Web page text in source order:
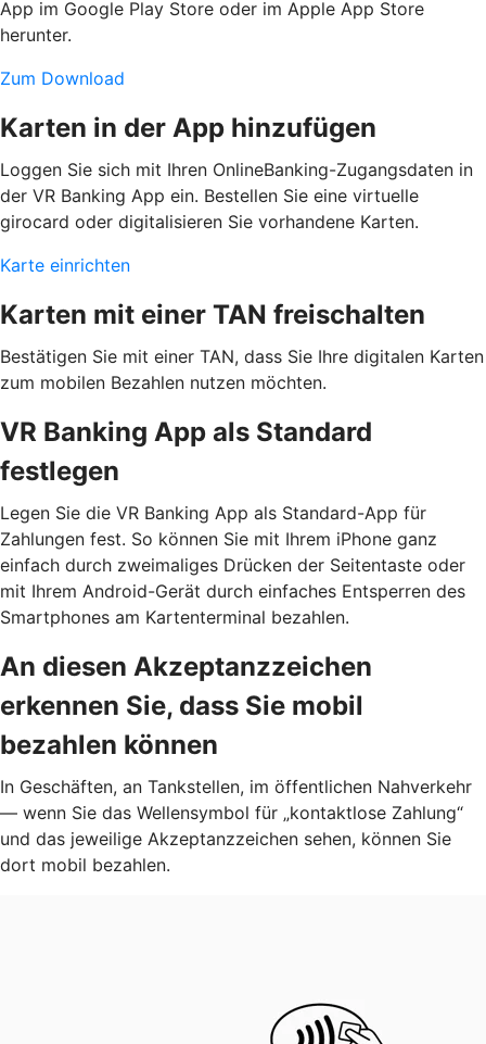
App im Google Play Store oder im Apple App Store
herunter.
Zum Download
Karten in der App hinzufügen
Loggen Sie sich mit Ihren OnlineBanking-Zugangsdaten in
der VR Banking App ein. Bestellen Sie eine virtuelle
girocard oder digitalisieren Sie vorhandene Karten.
Karte einrichten
Karten mit einer TAN freischalten
Bestätigen Sie mit einer TAN, dass Sie Ihre digitalen Karten
zum mobilen Bezahlen nutzen möchten.
VR Banking App als Standard
festlegen
Legen Sie die VR Banking App als Standard-App für
Zahlungen fest. So können Sie mit Ihrem iPhone ganz
einfach durch zweimaliges Drücken der Seitentaste oder
mit Ihrem Android-Gerät durch einfaches Entsperren des
Smartphones am Kartenterminal bezahlen.
An diesen Akzeptanzzeichen
erkennen Sie, dass Sie mobil
bezahlen können
In Geschäften, an Tankstellen, im öffentlichen Nahverkehr
— wenn Sie das Wellensymbol für „kontaktlose Zahlung“
und das jeweilige Akzeptanzzeichen sehen, können Sie
dort mobil bezahlen.